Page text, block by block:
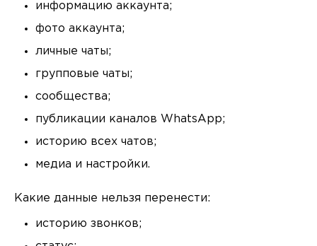
информацию аккаунта;
фото аккаунта;
личные чаты;
групповые чаты;
сообщества;
публикации каналов WhatsApp;
историю всех чатов;
медиа и настройки.
Какие данные нельзя перенести:
историю звонков;